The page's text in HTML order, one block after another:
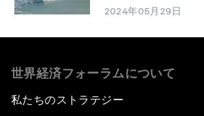
2024年05月29日
世界経済フォーラムについて
私たちのストラテジー